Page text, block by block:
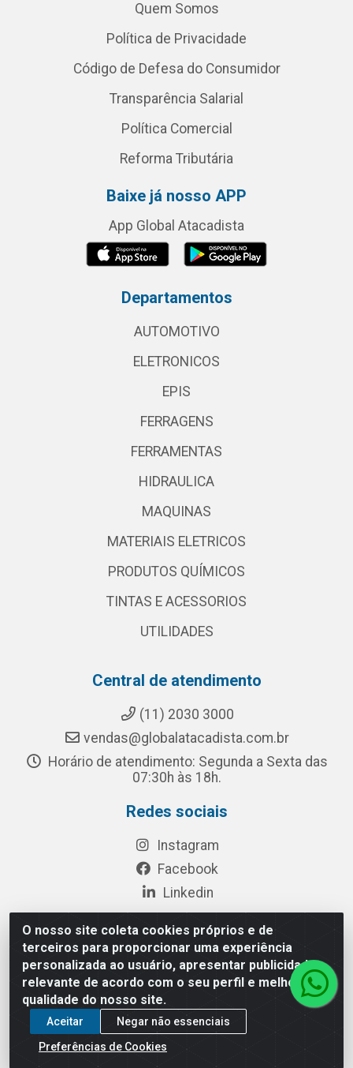
O nosso site coleta cookies próprios e de
terceiros para proporcionar uma experiência
personalizada ao usuário, apresentar publicidade
relevante de acordo com o seu perfil e melhorar a
qualidade do nosso site.
Aceitar
Negar não essenciais
Preferências de Cookies
Quem Somos
Política de Privacidade
Código de Defesa do Consumidor
Transparência Salarial
Política Comercial
Reforma Tributária
Baixe já nosso APP
App Global Atacadista
Departamentos
AUTOMOTIVO
ELETRONICOS
EPIS
FERRAGENS
FERRAMENTAS
HIDRAULICA
MAQUINAS
MATERIAIS ELETRICOS
PRODUTOS QUÍMICOS
TINTAS E ACESSORIOS
UTILIDADES
Central de atendimento
(11) 2030 3000
vendas@globalatacadista.com.br
Horário de atendimento: Segunda a Sexta das
07:30h às 18h.
Redes sociais
Instagram
Facebook
Linkedin
Rua Chipuê, 117 - S. Miguel Paulista São Paulo/SP - CEP
08010-260- CNPJ: 03.010.739/0001-72